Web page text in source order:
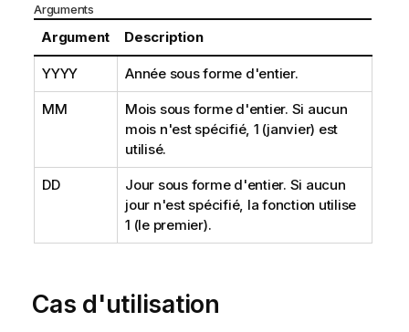
Arguments
Argument Description
YYYY Année sous forme d'entier.
MM
Mois sous forme d'entier. Si aucun
mois n'est spécifié, 1 (janvier) est
utilisé.
DD
Jour sous forme d'entier. Si aucun
jour n'est spécifié, la fonction utilise
1 (le premier).
Cas d'utilisation